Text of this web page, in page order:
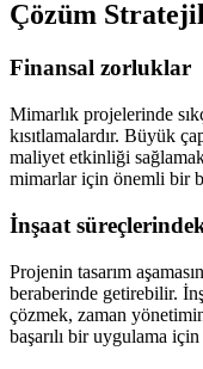
Çözüm
Finansal zorluklar
Mimarlık projelerinde
kısıtlamalardır. Büyük
maliyet etkinliği
mimarlar için önemli bir
İnşaat
Projenin tasarım
beraberinde getirebilir.
çözmek, zaman
başarılı bir uygulama